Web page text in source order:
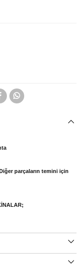
parçaların temini için